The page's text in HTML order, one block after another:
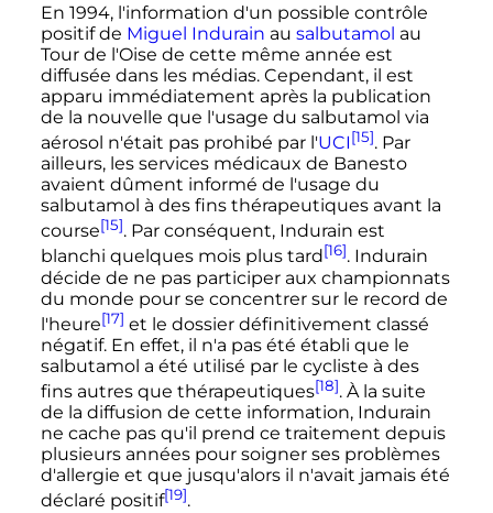
En 1994, l'information d'un possible contrôle
positif de Miguel Indurain au salbutamol au
Tour de l'Oise de cette même année est
diffusée dans les médias. Cependant, il est
apparu immédiatement après la publication
de la nouvelle que l'usage du salbutamol via
aérosol n'était pas prohibé par l'UCI[15]. Par
ailleurs, les services médicaux de Banesto
avaient dûment informé de l'usage du
salbutamol à des fins thérapeutiques avant la
course[15]. Par conséquent, Indurain est
blanchi quelques mois plus tard[16]. Indurain
décide de ne pas participer aux championnats
du monde pour se concentrer sur le record de
l'heure[17] et le dossier définitivement classé
négatif. En effet, il n'a pas été établi que le
salbutamol a été utilisé par le cycliste à des
fins autres que thérapeutiques[18]. À la suite
de la diffusion de cette information, Indurain
ne cache pas qu'il prend ce traitement depuis
plusieurs années pour soigner ses problèmes
d'allergie et que jusqu'alors il n'avait jamais été
déclaré positif[19].